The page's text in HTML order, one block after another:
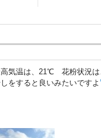
気温は、21℃ 花粉状況は
をすると良いみたいですよ